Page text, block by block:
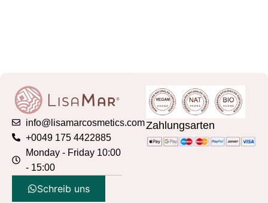
info@lisamarcosmetics.com
+0049 175 4422885
Monday - Friday 10:00
- 15:00
Schreib uns
Zahlungsarten